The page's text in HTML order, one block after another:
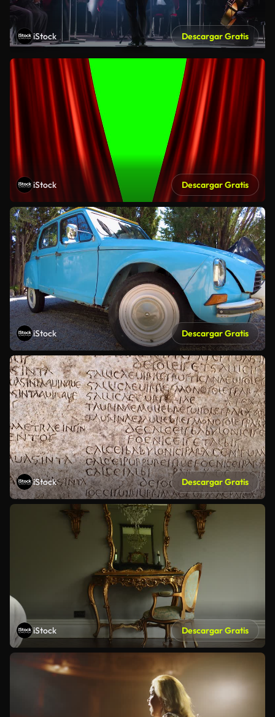
iStock Descargar Gratis
iStock Descargar Gratis
iStock Descargar Gratis
iStock Descargar Gratis
iStock Descargar Gratis